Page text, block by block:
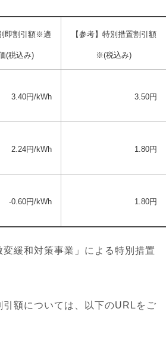
即割引額※適
(税込み)
【参考】特別措置割引額
※(税込み)
3.40円/kWh 3.50円
2.24円/kWh 1.80円
-0.60円/kWh 1.80円
緩和対策事業」による特別措置
引額については、以下のURLをご